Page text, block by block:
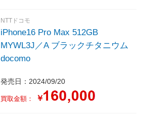
NTTドコモ
iPhone16 Pro Max 512GB
MYWL3J／A ブラックチタニウム
docomo
発売日：2024/09/20
買取金額： ￥